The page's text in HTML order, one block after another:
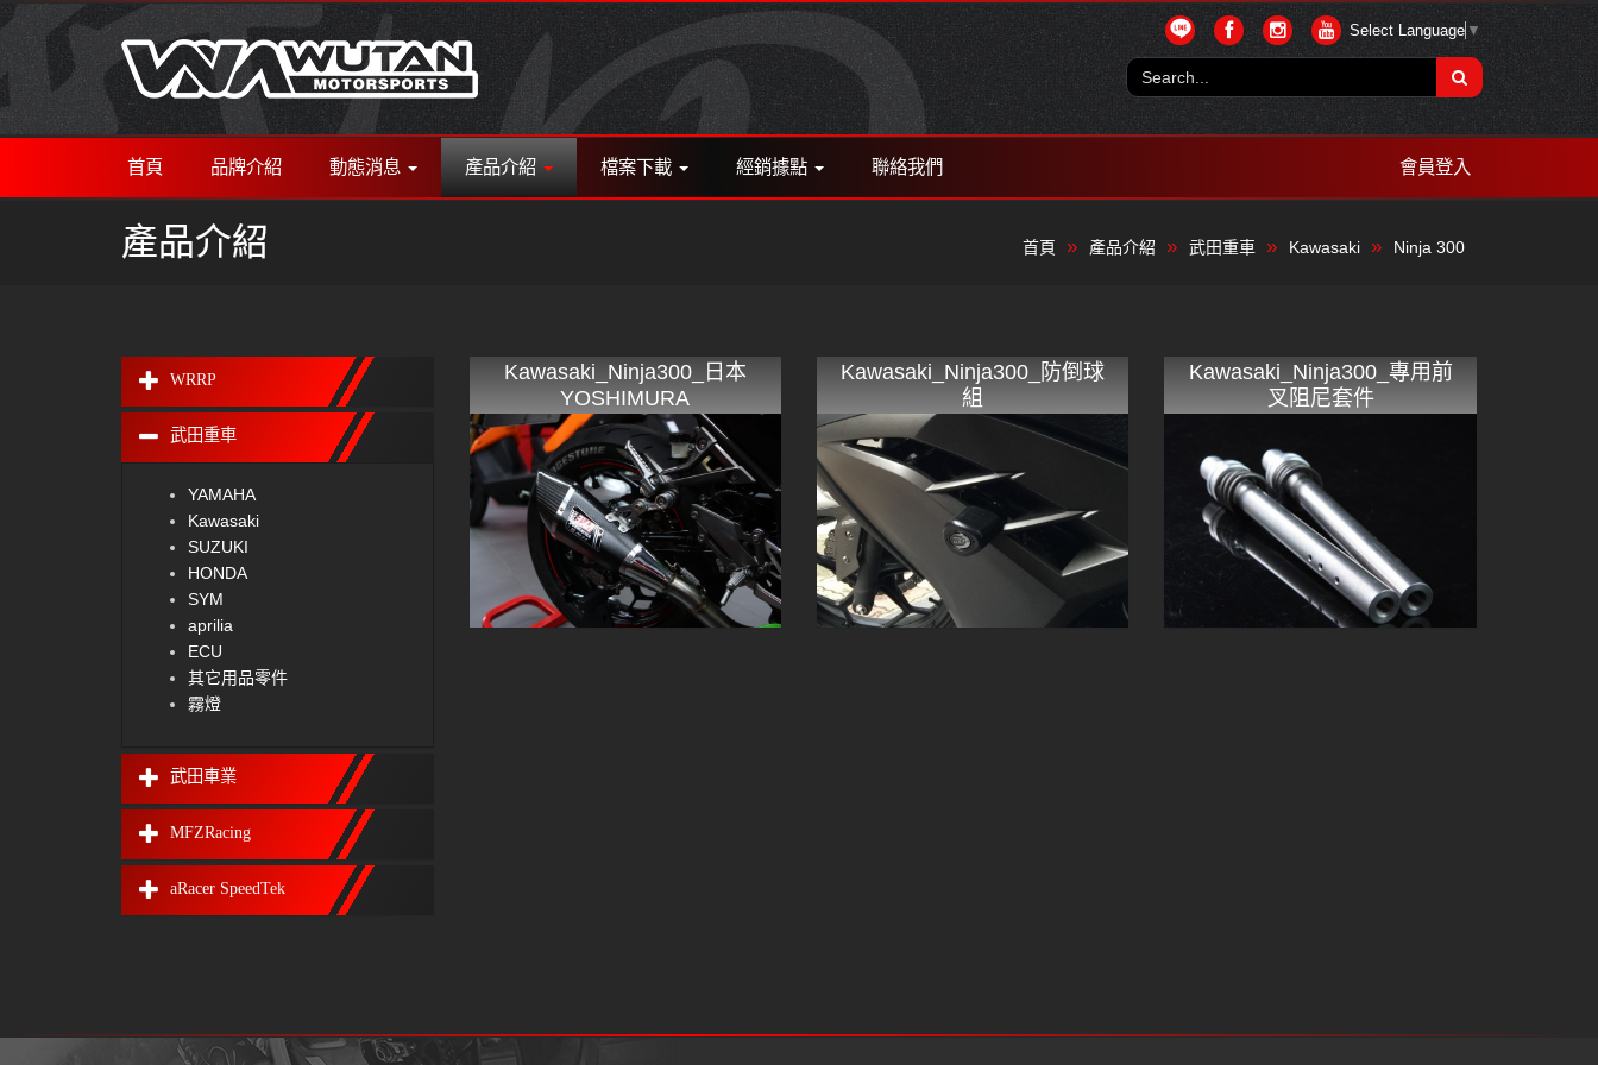
Select Language ▼
首頁 品牌介紹 動態消息 產品介紹 檔案下載 經銷據點 聯絡我們 會員登入
產品介紹 首頁 產品介紹 武田重車 Kawasaki Ninja 300
WRRP
武田重車
YAMAHA
Kawasaki
SUZUKI
HONDA
SYM
aprilia
ECU
其它用品零件
霧燈
武田車業
MFZRacing
aRacer SpeedTek
Kawasaki_Ninja300_日本
YOSHIMURA
Kawasaki_Ninja300_防倒球
組
Kawasaki_Ninja300_專用前
叉阻尼套件